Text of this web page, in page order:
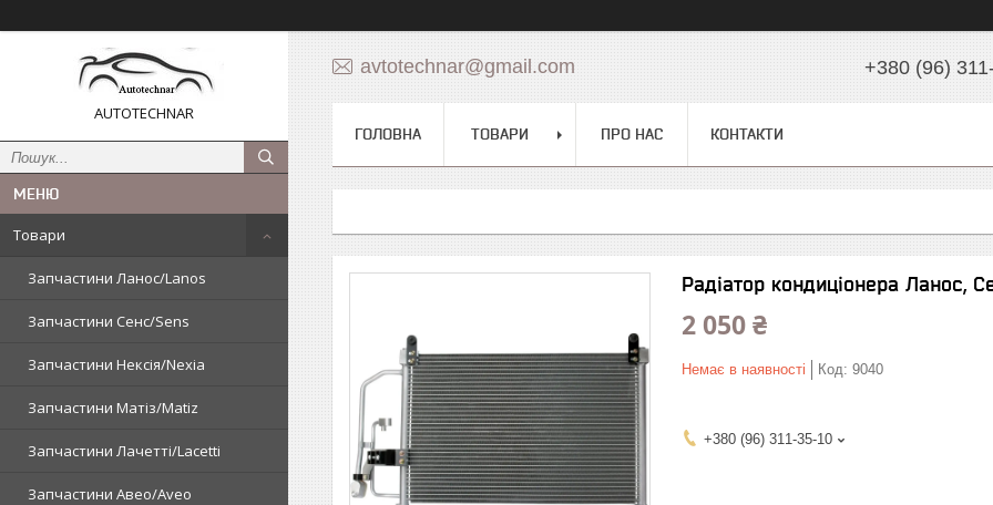
AUTOTECHNAR
Товари
Запчастини Ланос/Lanos
Запчастини Сенс/Sens
Запчастини Нексія/Nexia
Запчастини Матіз/Matiz
Запчастини Лачетті/Lacetti
Запчастини Авео/Aveo
avtotechnar@gmail.com +380 (96)
ГОЛОВНА ТОВАРИ ПРО НАС КОНТАКТИ
Радіатор кондиціонера Ланос,
2 050 ₴
Немає в наявності Код: 9040
+380 (96) 311-35-10